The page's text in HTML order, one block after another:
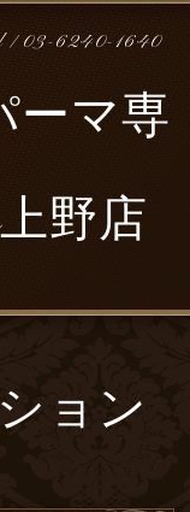
/ 03-6240-1640
ーマ専
野店
ョン